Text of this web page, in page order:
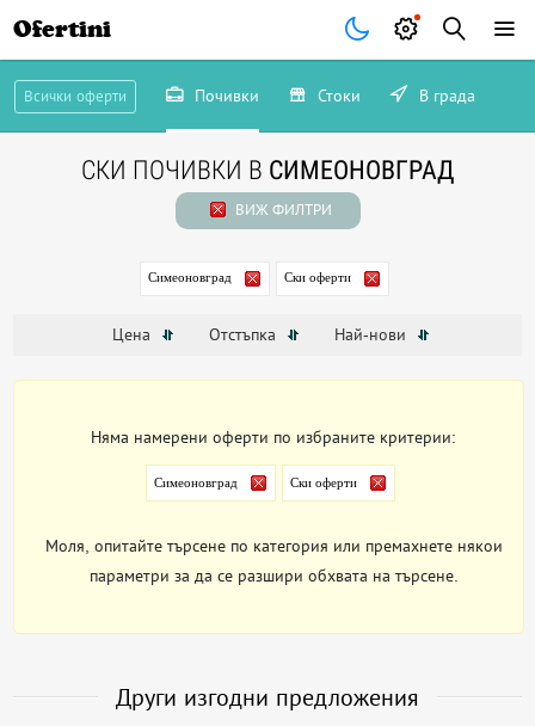
Ofertini
Всички оферти Почивки Стоки В града
СКИ ПОЧИВКИ В СИМЕОНОВГРАД
ВИЖ ФИЛТРИ
Симеоновград Ски оферти
Цена Отстъпка Най-нови
Няма намерени оферти по избраните критерии:
Симеоновград Ски оферти
Моля, опитайте търсене по категория или премахнете някои
параметри за да се разшири обхвата на търсене.
Други изгодни предложения